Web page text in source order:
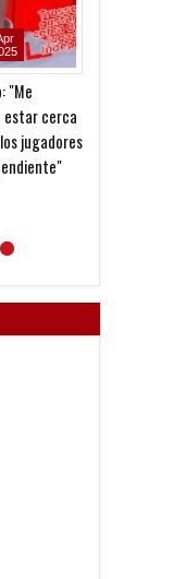
"Me
cerca
jugadores